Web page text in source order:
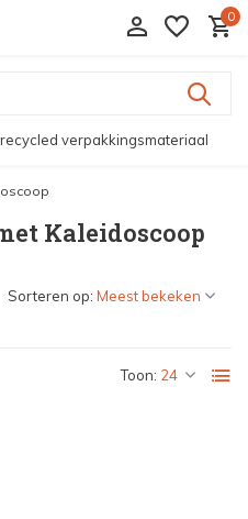
0
verpakkingsmateriaal
Kaleidoscoop
Toon:
Sorteren op: